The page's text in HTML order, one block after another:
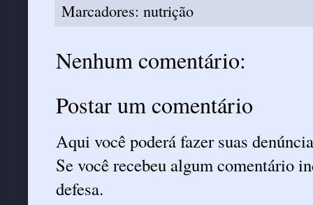
Marcadores: nutrição
Nenhum comentário:
Postar um comentário
Aqui você poderá fazer suas
Se você recebeu algum comentário
defesa.